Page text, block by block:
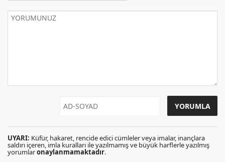
UYARI: Küfür, hakaret, rencide edici cümleler veya imalar, inançlara
saldırı içeren, imla kuralları ile yazılmamış ve büyük harflerle yazılmış
yorumlaronaylanmamaktadır.